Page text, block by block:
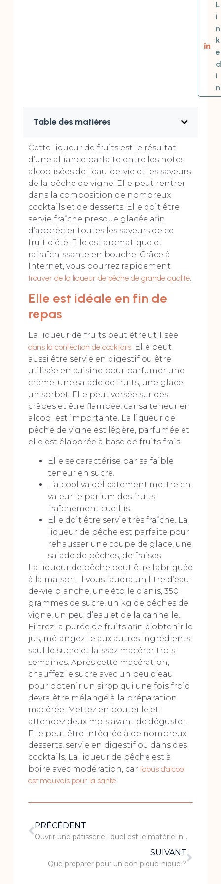
L
i
n
k
e
d
i
n
Table des matières
Cette liqueur de fruits est le résultat
d’une alliance parfaite entre les notes
alcoolisées de l’eau-de-vie et les saveurs
de la pêche de vigne. Elle peut rentrer
dans la composition de nombreux
cocktails et de desserts. Elle doit être
servie fraîche presque glacée afin
d’apprécier toutes les saveurs de ce
fruit d’été. Elle est aromatique et
rafraîchissante en bouche. Grâce à
Internet, vous pourrez rapidement
trouver de la liqueur de pêche de grande qualité.
Elle est idéale en fin de
repas
La liqueur de fruits peut être utilisée
dans la confection de cocktails. Elle peut
aussi être servie en digestif ou être
utilisée en cuisine pour parfumer une
crème, une salade de fruits, une glace,
un sorbet. Elle peut versée sur des
crêpes et être flambée, car sa teneur en
alcool est importante. La liqueur de
pêche de vigne est légère, parfumée et
elle est élaborée à base de fruits frais.
Elle se caractérise par sa faible
teneur en sucre.
L’alcool va délicatement mettre en
valeur le parfum des fruits
fraîchement cueillis.
Elle doit être servie très fraîche. La
liqueur de pêche est parfaite pour
rehausser une coupe de glace, une
salade de pêches, de fraises.
La liqueur de pêche peut être fabriquée
à la maison. Il vous faudra un litre d’eau-
de-vie blanche, une étoile d’anis, 350
grammes de sucre, un kg de pêches de
vigne, un peu d’eau et de la cannelle.
Filtrez la purée de fruits afin d’obtenir le
jus, mélangez-le aux autres ingrédients
sauf le sucre et laissez macérer trois
semaines. Après cette macération,
chauffez le sucre avec un peu d’eau
pour obtenir un sirop qui une fois froid
devra être mélangé à la préparation
macérée. Mettez en bouteille et
attendez deux mois avant de déguster.
Elle peut être intégrée à de nombreux
desserts, servie en digestif ou dans des
cocktails. La liqueur de pêche est à
boire avec modération, car l’abus d’alcool
est mauvais pour la santé.
PRÉCÉDENT
Ouvrir une pâtisserie : quel est le matériel nécessaire ?
SUIVANT
Que préparer pour un bon pique-nique ?